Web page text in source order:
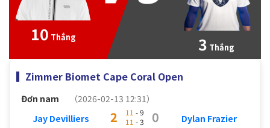
10 Thắng 3 Thắng
Zimmer Biomet Cape Coral Open
Đơn nam
（2026-02-13 12:31）
Jay Devilliers
2 11 - 9
11 - 3 0 Dylan Frazier